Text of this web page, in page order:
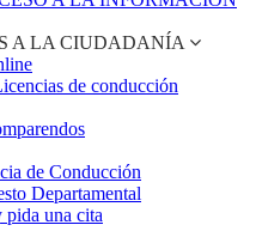
A LA CIUDADANÍA
de conducción
de Conducción
Departamental
pida una cita